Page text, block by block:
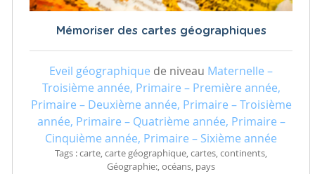
Mémoriser des cartes géographiques
Eveil géographique de niveau Maternelle –
Troisième année, Primaire – Première année,
Primaire – Deuxième année, Primaire – Troisième
année, Primaire – Quatrième année, Primaire –
Cinquième année, Primaire – Sixième année
Tags : carte, carte géographique, cartes, continents,
Géographie:, océans, pays